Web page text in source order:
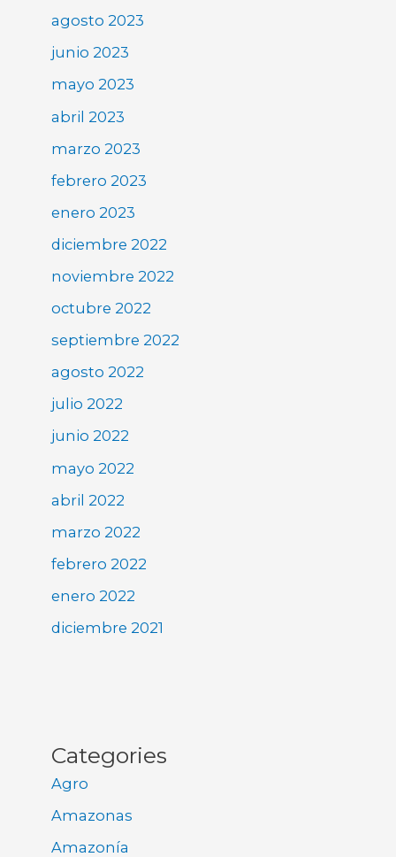
agosto 2023
junio 2023
mayo 2023
abril 2023
marzo 2023
febrero 2023
enero 2023
diciembre 2022
noviembre 2022
octubre 2022
septiembre 2022
agosto 2022
julio 2022
junio 2022
mayo 2022
abril 2022
marzo 2022
febrero 2022
enero 2022
diciembre 2021
Categories
Agro
Amazonas
Amazonía